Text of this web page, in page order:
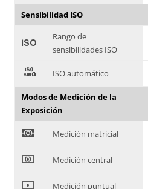
Sensibilidad ISO
'
Rango de
sensibilidades ISO
( ISO automático
Modos de Medición de la
Exposición
) Medición matricial
* Medición central
+ Medición puntual